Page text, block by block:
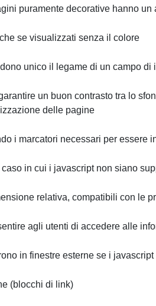
puramente decorative hanno
se visualizzati senza il colore
unico il legame di un campo
un buon contrasto tra lo
delle pagine
i marcatori necessari per
in cui i javascript non siano
relativa, compatibili con
agli utenti di accedere alle
in finestre esterne se i
(blocchi di link)